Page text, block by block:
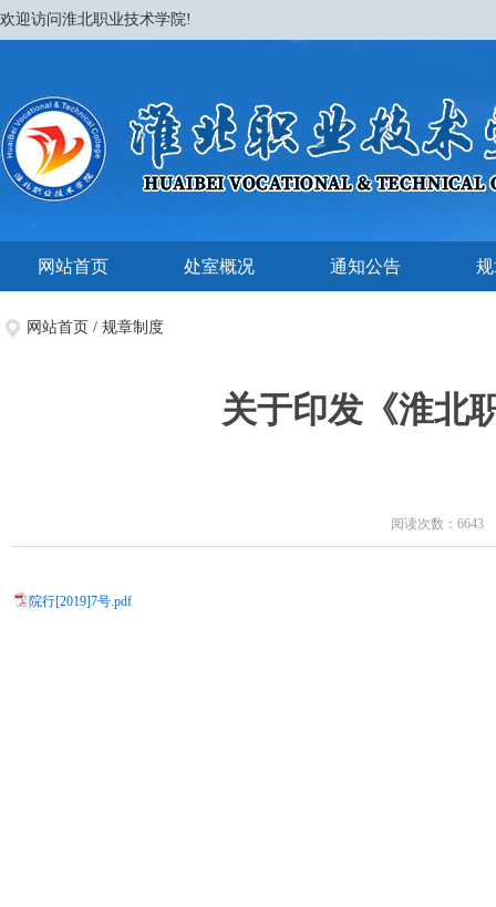
欢迎访问淮北职业技术学院!
网站首页 处室概况 通知公告
网站首页 / 规章制度
关于印发《淮北
阅读次数：6643
院行[2019]7号.pdf